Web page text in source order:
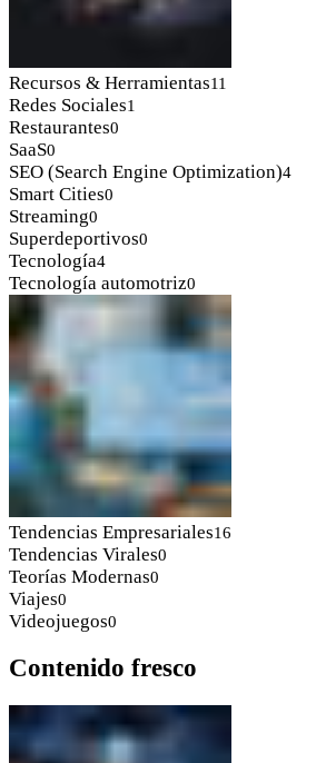
Recursos & Herramientas11
Redes Sociales1
Restaurantes0
SaaS0
SEO (Search Engine Optimization)4
Smart Cities0
Streaming0
Superdeportivos0
Tecnología4
Tecnología automotriz0
Tendencias Empresariales16
Tendencias Virales0
Teorías Modernas0
Viajes0
Videojuegos0
Contenido fresco